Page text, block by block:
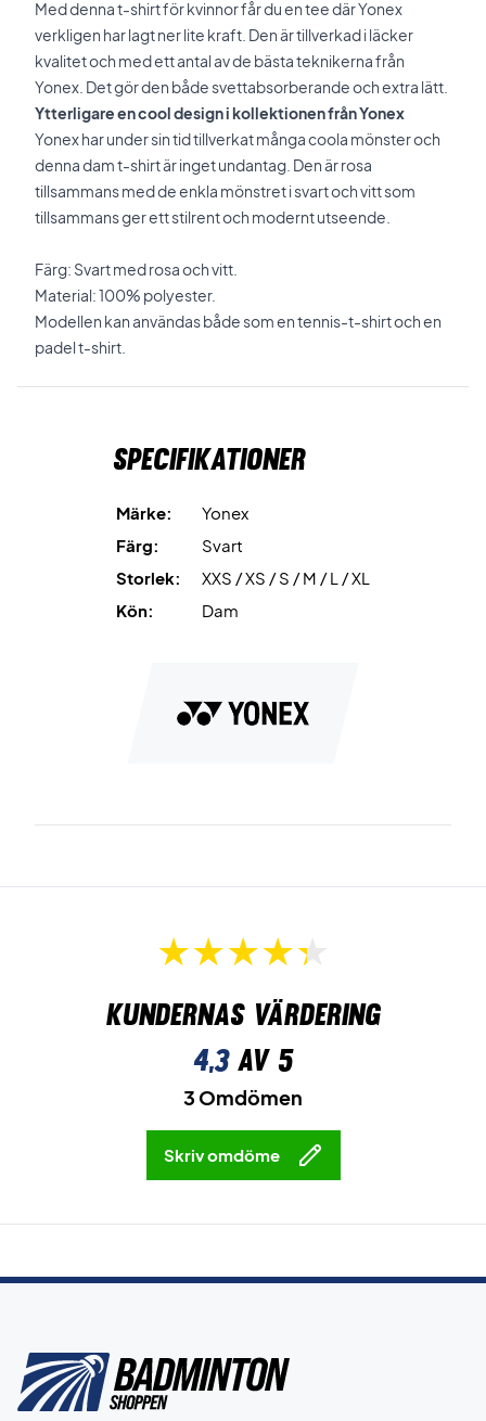
Med denna t-shirt för kvinnor får du en tee där Yonex
verkligen har lagt ner lite kraft. Den är tillverkad i läcker
kvalitet och med ett antal av de bästa teknikerna från
Yonex. Det gör den både svettabsorberande och extra lätt.
Ytterligare en cool design i kollektionen från Yonex
Yonex har under sin tid tillverkat många coola mönster och
denna dam t-shirt är inget undantag. Den är rosa
tillsammans med de enkla mönstret i svart och vitt som
tillsammans ger ett stilrent och modernt utseende.
Färg: Svart med rosa och vitt.
Material: 100% polyester.
Modellen kan användas både som en tennis-t-shirt och en
padel t-shirt.
Specifikationer
Märke:
Yonex
Färg:
Svart
Storlek:
XXS / XS / S / M / L / XL
Kön:
Dam
Kundernas värdering
4,3av 5
3 Omdömen
Skriv omdöme